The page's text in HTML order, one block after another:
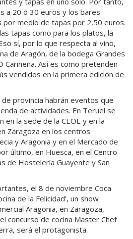
a 20 ó 30 euros y los bares
por medio de tapas por 2,50 euros.
tapas como para los platos, la
sí, por lo que respecta al vino,
de Aragón, de la bodega Grandes
Cariñena. Así es como pretenden
vendidos en la primera edición de
provincia habrán eventos que
de actividades. En Teruel se
la sede de la CEOE y en la
Zaragoza en los centros
y Aragonia y en el Mercado de
último, en Huesca, en el Centro
de Hostelería Guayente y San
el 8 de noviembre Coca
de la Felicidad’, un show
Aragonia, en Zaragoza,
concurso de cocina Master Chef
será el protagonista.